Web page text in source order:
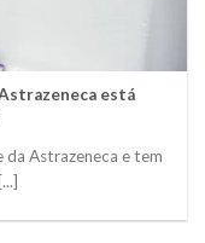
está
da Astrazeneca e tem